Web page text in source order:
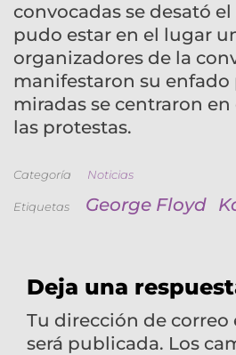
convocadas se desató
pudo estar en el lugar
organizadores de la
manifestaron su enfado
miradas se centraron en
las protestas.
Categoría Noticias
Etiquetas George Floyd
Deja una
Tu dirección de
será publicada. Los